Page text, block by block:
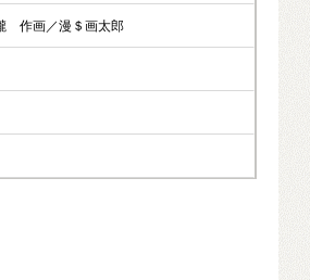
作画／漫＄画太郎